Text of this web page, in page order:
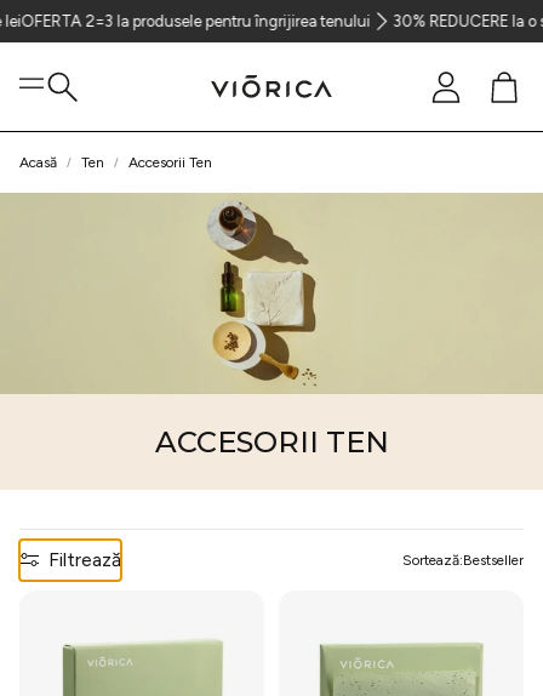
2=3 la produsele pentru îngrijirea tenului 30% REDUCERE la o
Caută
Cont Coș
Acasă Ten Accesorii Ten
ACCESORII TEN
Filtrează Sortează:Bestseller